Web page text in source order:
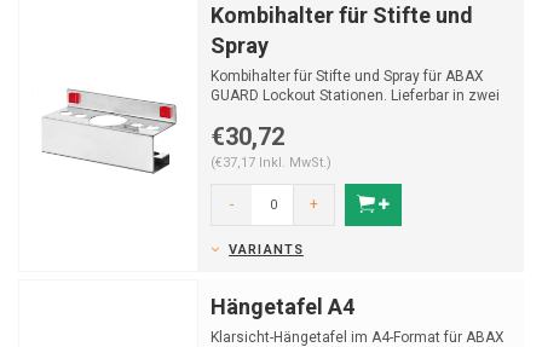
Kombihalter für Stifte und
Spray
Kombihalter für Stifte und Spray für ABAX
GUARD Lockout Stationen. Lieferbar in zwei
€30,72
(€37,17 Inkl. MwSt.)
- +
VARIANTS
Hängetafel A4
Klarsicht-Hängetafel im A4-Format für ABAX